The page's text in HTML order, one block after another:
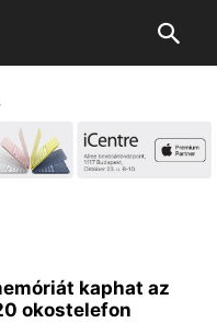
kaphat az
okostelefon